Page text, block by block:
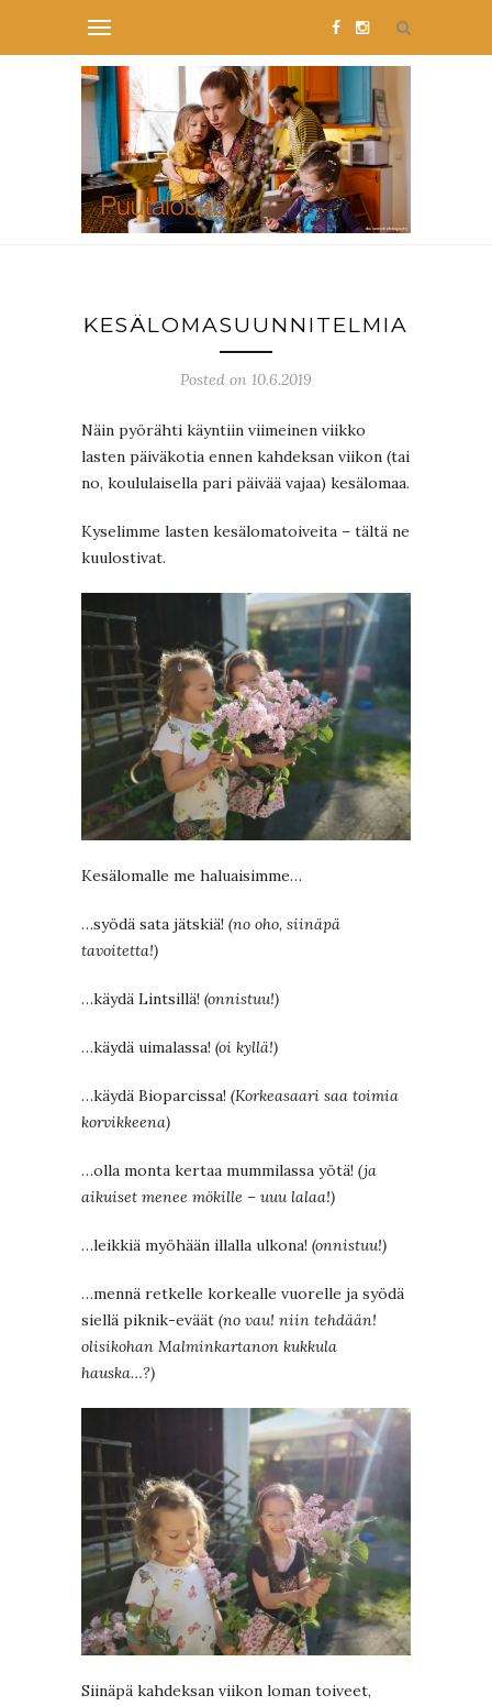
KESÄLOMASUUNNITELMIA
Posted on 10.6.2019
Näin pyörähti käyntiin viimeinen viikko
lasten päiväkotia ennen kahdeksan viikon (tai
no, koululaisella pari päivää vajaa) kesälomaa.
Kyselimme lasten kesälomatoiveita – tältä ne
kuulostivat.
Kesälomalle me haluaisimme…
…syödä sata jätskiä! (no oho, siinäpä
tavoitetta!)
…käydä Lintsillä! (onnistuu!)
…käydä uimalassa! (oi kyllä!)
…käydä Bioparcissa! (Korkeasaari saa toimia
korvikkeena)
…olla monta kertaa mummilassa yötä! (ja
aikuiset menee mökille – uuu lalaa!)
…leikkiä myöhään illalla ulkona! (onnistuu!)
…mennä retkelle korkealle vuorelle ja syödä
siellä piknik-eväät (no vau! niin tehdään!
olisikohan Malminkartanon kukkula
hauska…?)
Siinäpä kahdeksan viikon loman toiveet,